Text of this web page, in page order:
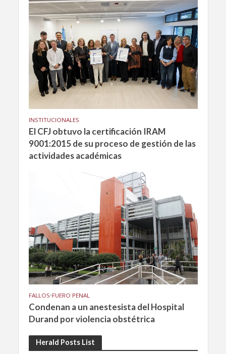
INSTITUCIONALES
El CFJ obtuvo la certificación IRAM
9001:2015 de su proceso de gestión de las
actividades académicas
FALLOS•FUERO PENAL
Condenan a un anestesista del Hospital
Durand por violencia obstétrica
Herald Posts List